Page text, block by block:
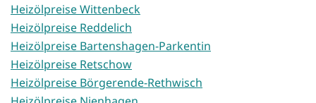
Heizölpreise Wittenbeck
Heizölpreise Reddelich
Heizölpreise Bartenshagen-Parkentin
Heizölpreise Retschow
Heizölpreise Börgerende-Rethwisch